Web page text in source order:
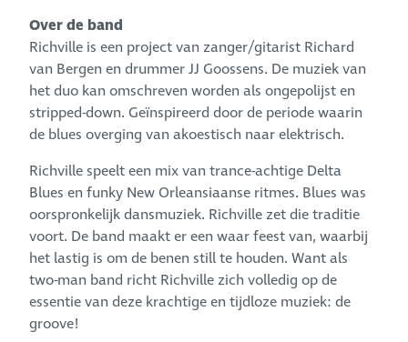
Over de band
Richville is een project van zanger/gitarist Richard
van Bergen en drummer JJ Goossens. De muziek van
het duo kan omschreven worden als ongepolijst en
stripped-down. Geïnspireerd door de periode waarin
de blues overging van akoestisch naar elektrisch.
Richville speelt een mix van trance-achtige Delta
Blues en funky New Orleansiaanse ritmes. Blues was
oorspronkelijk dansmuziek. Richville zet die traditie
voort. De band maakt er een waar feest van, waarbij
het lastig is om de benen still te houden. Want als
two-man band richt Richville zich volledig op de
essentie van deze krachtige en tijdloze muziek: de
groove!